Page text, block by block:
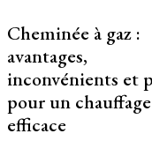
Cheminée à gaz :
avantages,
inconvénients et
pour un chauffage
efficace